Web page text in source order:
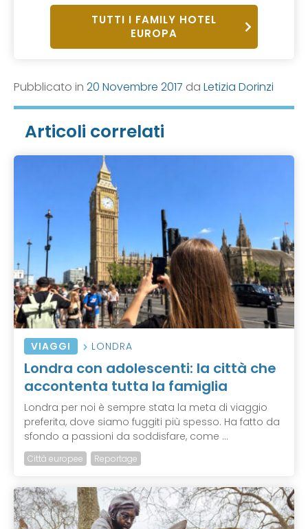
TUTTI I FAMILY HOTEL
EUROPA
Pubblicato in 20 Novembre 2017 da Letizia Dorinzi
Articoli correlati
VIAGGI LONDRA
Londra con adolescenti: la città che
accontenta tutta la famiglia
Londra per noi è sempre stata la meta di viaggio
preferita, dove siamo fuggiti più spesso. Ha fatto da
sfondo a passioni da soddisfare, come ...
Città europee Reportage